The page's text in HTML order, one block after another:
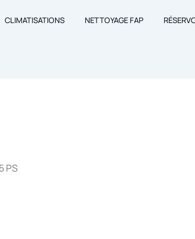
CLIMATISATIONS NETTOYAGE FAP
PS